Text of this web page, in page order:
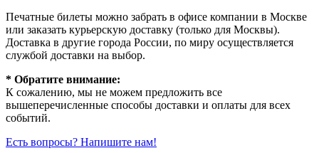
Печатные билеты можно забрать в офисе компании в Москве
или заказать курьерскую доставку (только для Москвы).
Доставка в другие города России, по миру осуществляется
службой доставки на выбор.
* Обратите внимание:
К сожалению, мы не можем предложить все
вышеперечисленные способы доставки и оплаты для всех
событий.
Есть вопросы? Напишите нам!